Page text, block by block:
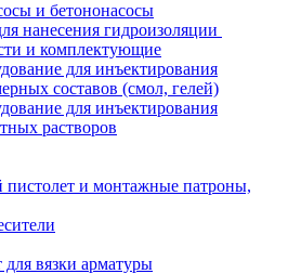
и бетононасосы
нанесения гидроизоляции
и комплектующие
для инъектирования
составов (смол, гелей)
для инъектирования
растворов
и монтажные патроны,
вязки арматуры